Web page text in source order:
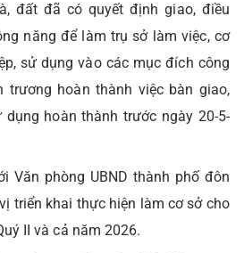
đất đã có quyết định giao, điều
năng để làm trụ sở làm việc, cơ
sử dụng vào các mục đích công
trương hoàn thành việc bàn giao,
hoàn thành trước ngày 20-5-
Văn phòng UBND thành phố đôn
triển khai thực hiện làm cơ sở cho
II và cả năm 2026.